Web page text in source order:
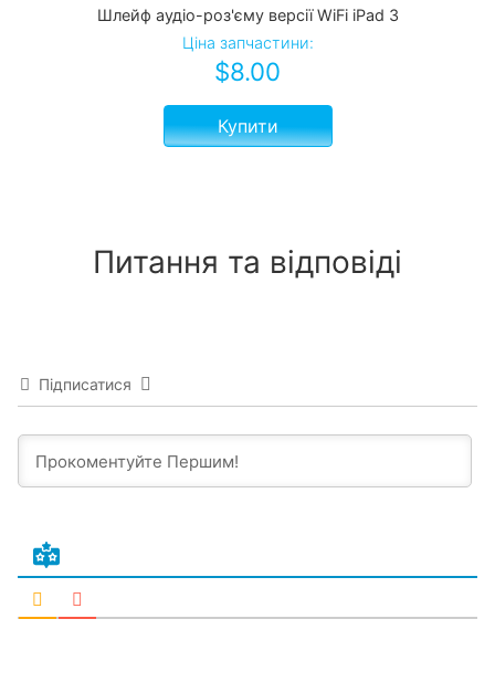
Шлейф аудіо-роз'єму версії WiFi iPad 3
Ціна запчастини:
$8.00
Купити
Питання та відповіді
Підписатися